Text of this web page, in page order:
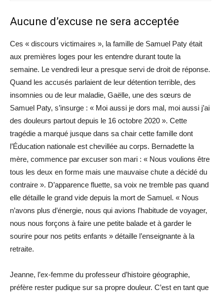
Aucune d’excuse ne sera acceptée
Ces « discours victimaires », la famille de Samuel Paty était
aux premières loges pour les entendre durant toute la
semaine. Le vendredi leur a presque servi de droit de réponse.
Quand les accusés parlaient de leur détention terrible, des
insomnies ou de leur maladie, Gaëlle, une des sœurs de
Samuel Paty, s’insurge : « Moi aussi je dors mal, moi aussi j’ai
des douleurs partout depuis le 16 octobre 2020 ». Cette
tragédie a marqué jusque dans sa chair cette famille dont
l’Éducation nationale est chevillée au corps. Bernadette la
mère, commence par excuser son mari : « Nous voulions être
tous les deux en forme mais une mauvaise chute a décidé du
contraire ». D’apparence fluette, sa voix ne tremble pas quand
elle détaille le grand vide depuis la mort de Samuel. « Nous
n’avons plus d’énergie, nous qui avions l’habitude de voyager,
nous nous forçons à faire une petite balade et à garder le
sourire pour nos petits enfants » détaille l’enseignante à la
retraite.
Jeanne, l’ex-femme du professeur d’histoire géographie,
préfère rester pudique sur sa propre douleur. C’est en tant que